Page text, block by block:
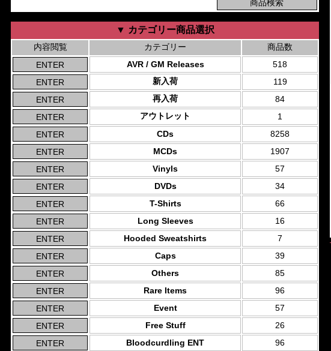
▼ カテゴリー商品選択
内容閲覧 カテゴリー
商品数
AVR / GM Releases
518
新入荷
119
再入荷
84
アウトレット
1
CDs
8258
MCDs
1907
Vinyls
57
DVDs
34
T-Shirts
66
Long Sleeves
16
Hooded Sweatshirts
7
Caps
39
Others
85
Rare Items
96
Event
57
Free Stuff
26
Bloodcurdling ENT
96